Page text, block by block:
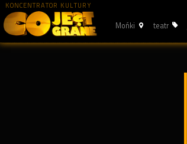
KONCENTRATOR KULTURY
Mońki teatr